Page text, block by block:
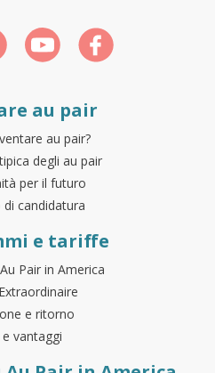
au pair
au pair?
degli au pair
per il futuro
di candidatura
e tariffe
Pair in America
e ritorno
vantaggi